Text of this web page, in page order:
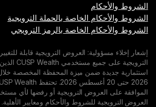
الخاصة بالحملة الترويجية
الخاصة بالرمز الترويجي
العروض الترويجية قابلة للتغيير. تسري العروض
الترويجية على جميع مستخدمي CUSP Wealth الذين قاموا بإيداع مبالغ
استثمارية جديدة ضمن ميزة المحفظة المخصصة خلال الفترة من 20 مايو
2026 حتى 20 أغسطس 2026. تحتفظ CUSP Wealth بالحق الكامل في
الترويجية أو رفضها لأي مستخدم مؤهل. تخضع
والأحكام ومعايير الأهلية.